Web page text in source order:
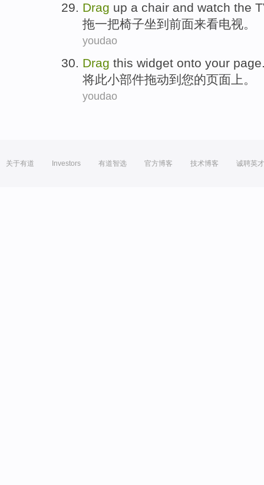
Drag up a chair and watch the
拖一把椅子坐到前面来看电视。
youdao
Drag this widget onto your page
将此小部件拖动到 您的页面上。
youdao
关于有道 Investors 有道智选 官方博客 技术博客 诚聘英才